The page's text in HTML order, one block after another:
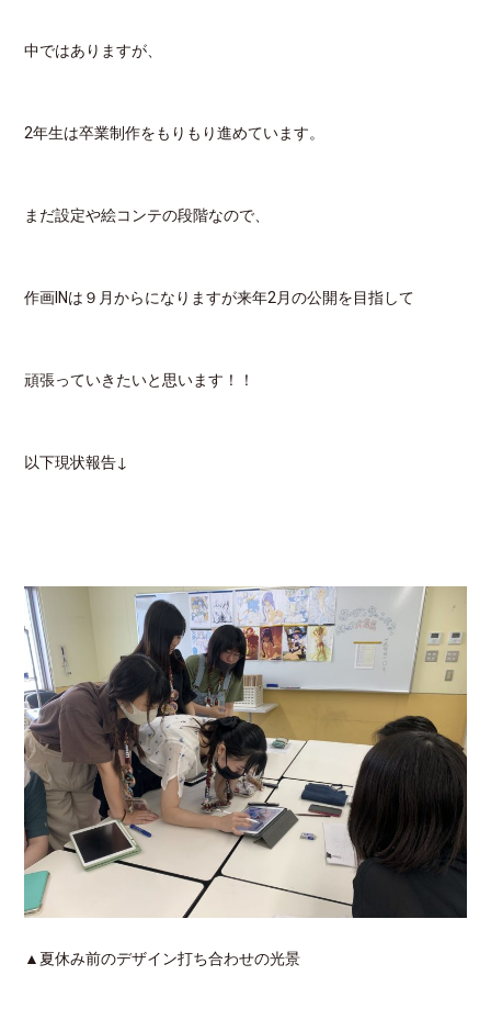
中ではありますが、
2年生は卒業制作をもりもり進めています。
まだ設定や絵コンテの段階なので、
作画INは９月からになりますが来年2月の公開を目指して
頑張っていきたいと思います！！
以下現状報告↓
▲夏休み前のデザイン打ち合わせの光景